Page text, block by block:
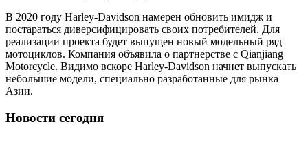
В 2020 году Harley-Davidson намерен обновить имидж и
постараться диверсифицировать своих потребителей. Для
реализации проекта будет выпущен новый модельный ряд
мотоциклов. Компания объявила о партнерстве с Qianjiang
Motorcycle. Видимо вскоре Harley-Davidson начнет выпускать
небольшие модели, специально разработанные для рынка
Азии.
Новости сегодня